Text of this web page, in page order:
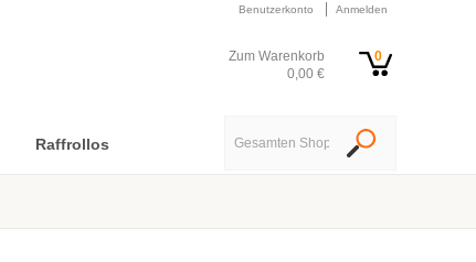
Benutzerkonto Anmelden
Zum Warenkorb
0,00 €
0
Raffrollos